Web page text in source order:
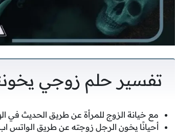
تفسير حلم زوجي
مع خيانة الزوج للمرأة عن طريق الحديث في
أحيانًا يخون الرجل زوجته عن طريق الواتس